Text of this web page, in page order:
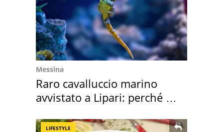
Messina
Raro cavalluccio marino
avvistato a Lipari: perché è
LIFESTYLE